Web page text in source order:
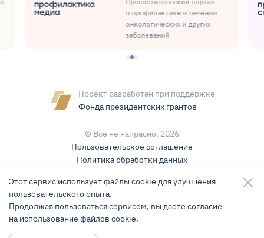
о профилактике и лечении
онкологических и других
заболеваний
Проект разработан при поддержке
Фонда президентских грантов
© Всё не напрасно, 2026
Пользовательское соглашение
Политика обработки данных
Карта сайта
Разработка и поддержка
Этот сервис использует файлы cookie для улучшения
пользовательского опыта.
Продолжая пользоваться сервисом, вы даете согласие
на использование файлов cookie.